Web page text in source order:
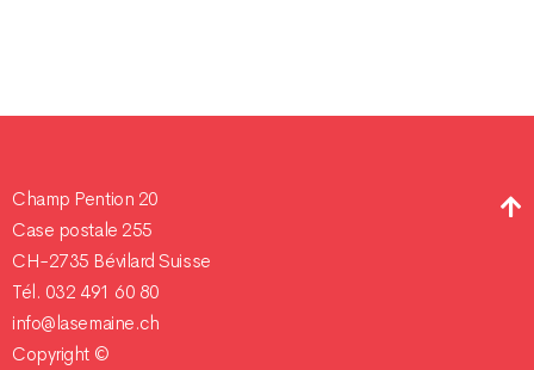
Champ Pention 20
Case postale 255
CH-2735 Bévilard Suisse
Tél. 032 491 60 80
info@lasemaine.ch
Copyright ©